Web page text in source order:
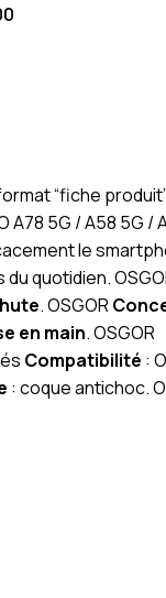
“fiche
A78 5G / A58 5G /
le
quotidien.
. OSGOR
en main. OSGOR
Compatibilité :
: coque antichoc.